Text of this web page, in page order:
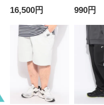
サーギンガムチェ
ック ボトムス ゴ
ルフ ロングパンツ
スポーツ 大きいサ
イズ メンズ
16,500円
イージ
量 UVカ
パース
クティ
イズ メ
990円